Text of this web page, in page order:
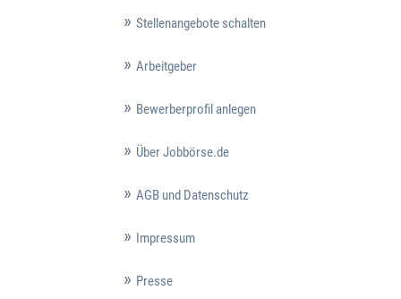
Stellenangebote schalten
Arbeitgeber
Bewerberprofil anlegen
Über Jobbörse.de
AGB und Datenschutz
Impressum
Presse